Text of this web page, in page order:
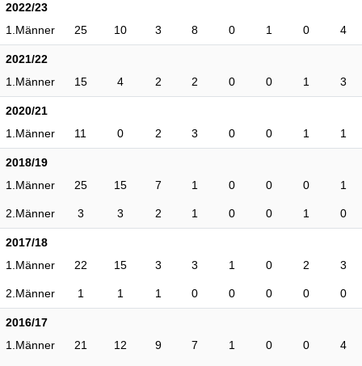
2022/23
1.Männer
25 10 3 8 0 1 0 4
2021/22
1.Männer
15 4 2 2 0 0 1 3
2020/21
1.Männer
11 0 2 3 0 0 1 1
2018/19
1.Männer
25 15 7 1 0 0 0 1
2.Männer 3 3 2 1 0 0 1 0
2017/18
1.Männer
22 15 3 3 1 0 2 3
2.Männer 1 1 1 0 0 0 0 0
2016/17
1.Männer
21 12 9 7 1 0 0 4